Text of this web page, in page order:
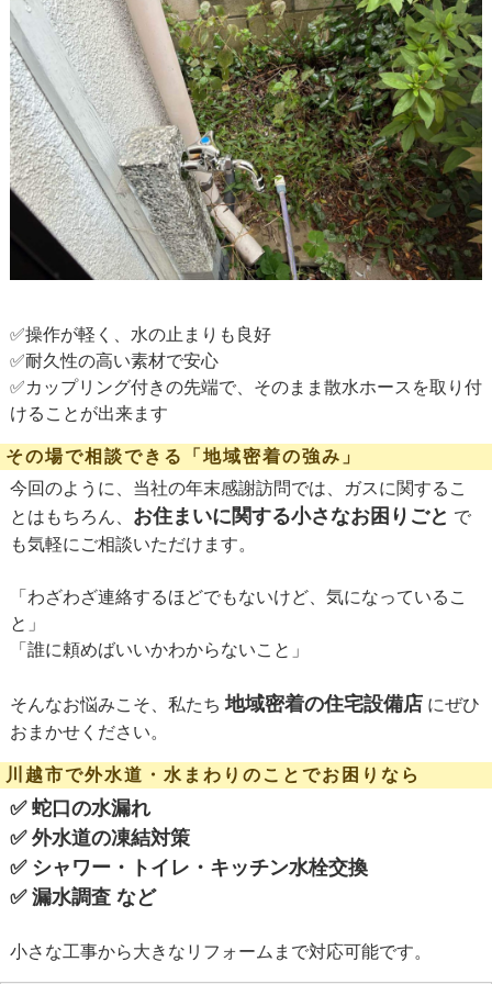
✅操作が軽く、水の止まりも良好
✅耐久性の高い素材で安心
✅カップリング付きの先端で、そのまま散水ホースを取り付
けることが出来ます
その場で相談できる「地域密着の強み」
今回のように、当社の年末感謝訪問では、ガスに関するこ
とはもちろん、 お住まいに関する小さなお困りごと で
も気軽にご相談いただけます。
「わざわざ連絡するほどでもないけど、気になっているこ
と」
「誰に頼めばいいかわからないこと」
そんなお悩みこそ、私たち地域密着の住宅設備店 にぜひ
おまかせください。
川越市で外水道・水まわりのことでお困りなら
✅ 蛇口の水漏れ
✅ 外水道の凍結対策
✅ シャワー・トイレ・キッチン水栓交換
✅ 漏水調査 など
小さな工事から大きなリフォームまで対応可能です。